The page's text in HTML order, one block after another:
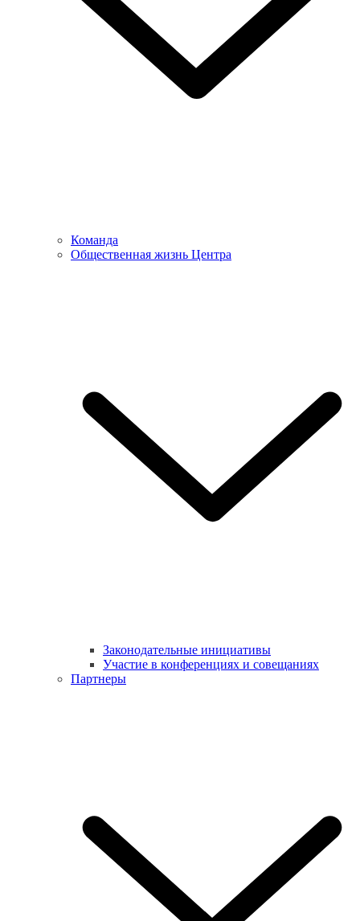
Команда
Общественная жизнь Центра
Законодательные инициативы
Участие в конференциях и совещаниях
Партнеры